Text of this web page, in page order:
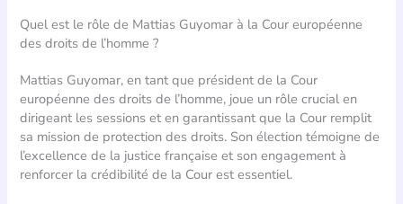
Quel est le rôle de Mattias Guyomar à la Cour européenne
des droits de l’homme ?
Mattias Guyomar, en tant que président de la Cour
européenne des droits de l’homme, joue un rôle crucial en
dirigeant les sessions et en garantissant que la Cour remplit
sa mission de protection des droits. Son élection témoigne de
l’excellence de la justice française et son engagement à
renforcer la crédibilité de la Cour est essentiel.